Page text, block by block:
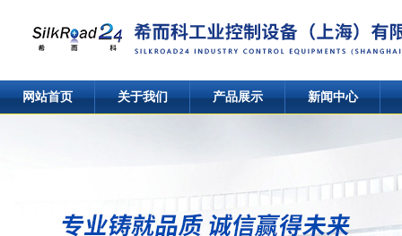
网站首页 关于我们 产品展示 新闻中心